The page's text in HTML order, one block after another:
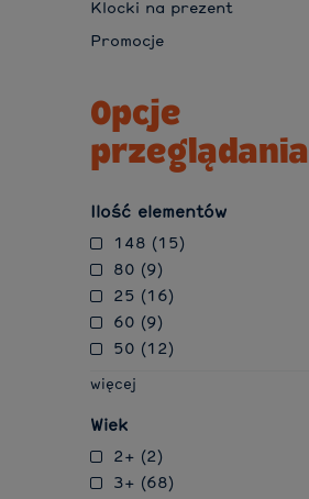
Klocki na prezent
Promocje
Opcje
przeglądania
Ilość elementów
148 (15)
80 (9)
25 (16)
60 (9)
50 (12)
więcej
Wiek
2+ (2)
3+ (68)